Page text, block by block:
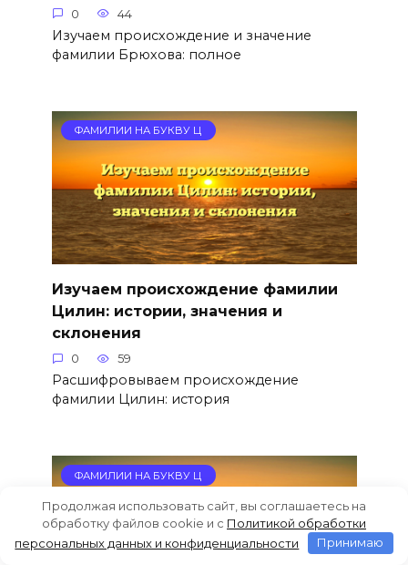
0 44
Изучаем происхождение и значение
фамилии Брюхова: полное
ФАМИЛИИ НА БУКВУ Ц
Изучаем происхождение фамилии
Цилин: истории, значения и
склонения
0 59
Расшифровываем происхождение
фамилии Цилин: история
ФАМИЛИИ НА БУКВУ Ц
Продолжая использовать сайт, вы соглашаетесь на
обработку файлов cookie и c Политикой обработки
персональных данных и конфиденциальности
Принимаю